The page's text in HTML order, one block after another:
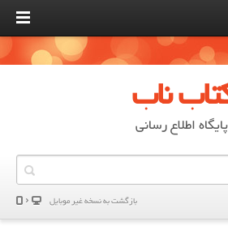
ناب
پایگاه اطلاع رسانی
بازگشت به نسخه غير موبایل